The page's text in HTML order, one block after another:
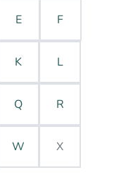
E F
K L
Q R
W X